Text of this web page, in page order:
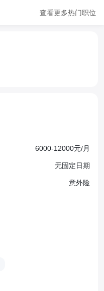
查看更多热门职位
6000-12000元/月
无固定日期
意外险